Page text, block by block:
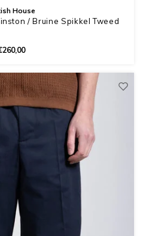
House
/ Bruine Spikkel Tweed